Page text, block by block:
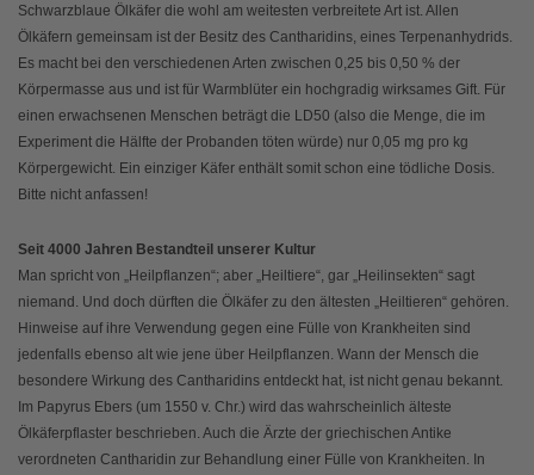
Schwarzblaue Ölkäfer die wohl am weitesten verbreitete Art ist. Allen
Ölkäfern gemeinsam ist der Besitz des Cantharidins, eines Terpenanhydrids.
Es macht bei den verschiedenen Arten zwischen 0,25 bis 0,50 % der
Körpermasse aus und ist für Warmblüter ein hochgradig wirksames Gift. Für
einen erwachsenen Menschen beträgt die LD50 (also die Menge, die im
Experiment die Hälfte der Probanden töten würde) nur 0,05 mg pro kg
Körpergewicht. Ein einziger Käfer enthält somit schon eine tödliche Dosis.
Bitte nicht anfassen!
Seit 4000 Jahren Bestandteil unserer Kultur
Man spricht von „Heilpflanzen“; aber „Heiltiere“, gar „Heilinsekten“ sagt
niemand. Und doch dürften die Ölkäfer zu den ältesten „Heiltieren“ gehören.
Hinweise auf ihre Verwendung gegen eine Fülle von Krankheiten sind
jedenfalls ebenso alt wie jene über Heilpflanzen. Wann der Mensch die
besondere Wirkung des Cantharidins entdeckt hat, ist nicht genau bekannt.
Im Papyrus Ebers (um 1550 v. Chr.) wird das wahrscheinlich älteste
Ölkäferpflaster beschrieben. Auch die Ärzte der griechischen Antike
verordneten Cantharidin zur Behandlung einer Fülle von Krankheiten. In